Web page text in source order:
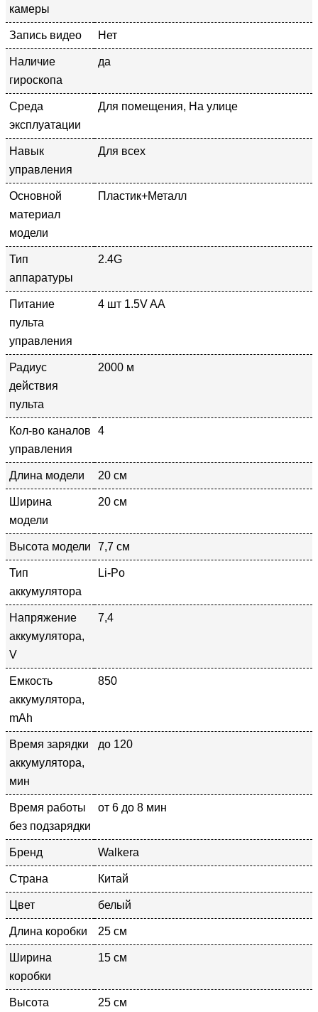
камеры
Запись видео Нет
Наличие
гироскопа
да
Среда
эксплуатации
Для помещения, На улице
Навык
управления
Для всех
Основной
материал
модели
Пластик+Металл
Тип
аппаратуры
2.4G
Питание
пульта
управления
4 шт 1.5V AA
Радиус
действия
пульта
2000 м
Кол-во каналов
управления
4
Длина модели 20 см
Ширина
модели
20 см
Высота модели 7,7 см
Тип
аккумулятора
Li-Po
Напряжение
аккумулятора,
V
7,4
Емкость
аккумулятора,
mAh
850
Время зарядки
аккумулятора,
мин
до 120
Время работы
без подзарядки
от 6 до 8 мин
Бренд Walkera
Страна Китай
Цвет белый
Длина коробки 25 см
Ширина
коробки
15 см
Высота 25 см